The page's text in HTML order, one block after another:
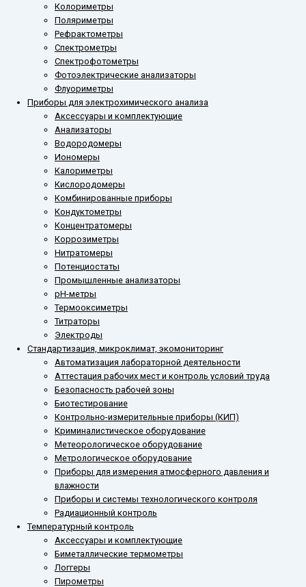
Колориметры
Поляриметры
Рефрактометры
Спектрометры
Спектрофотометры
Фотоэлектрические анализаторы
Флуориметры
Приборы для электрохимического анализа
Аксессуары и комплектующие
Анализаторы
Водородомеры
Иономеры
Калориметры
Кислородомеры
Комбинированные приборы
Кондуктометры
Концентратомеры
Коррозиметры
Нитратомеры
Потенциостаты
Промышленные анализаторы
рН-метры
Термооксиметры
Титраторы
Электроды
Стандартизация, микроклимат, экомониторинг
Автоматизация лабораторной деятельности
Аттестация рабочих мест и контроль условий труда
Безопасность рабочей зоны
Биотестирование
Контрольно-измерительные приборы (КИП)
Криминалистическое оборудование
Метеорологическое оборудование
Метрологическое оборудование
Приборы для измерения атмосферного давления и
влажности
Приборы и системы технологического контроля
Радиационный контроль
Температурный контроль
Аксессуары и комплектующие
Биметаллические термометры
Логгеры
Пирометры